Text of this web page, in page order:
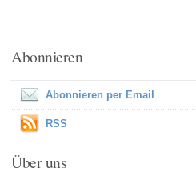
Abonnieren
Abonnieren per Email
RSS
Über uns